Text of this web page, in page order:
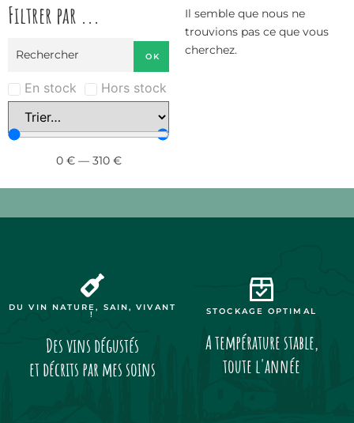
LE VERGER
NOS VIGNERON.NE.S
BLOG
Filtrer par ...
OK
En stock Hors stock
0 €— 310 €
Il semble que nous ne
trouvions pas ce que vous
cherchez.
DU VIN NATURE, SAIN, VIVANT
!
Des vins dégustés
et décrits par mes soins
STOCKAGE OPTIMAL
A température stable,
toute l'année